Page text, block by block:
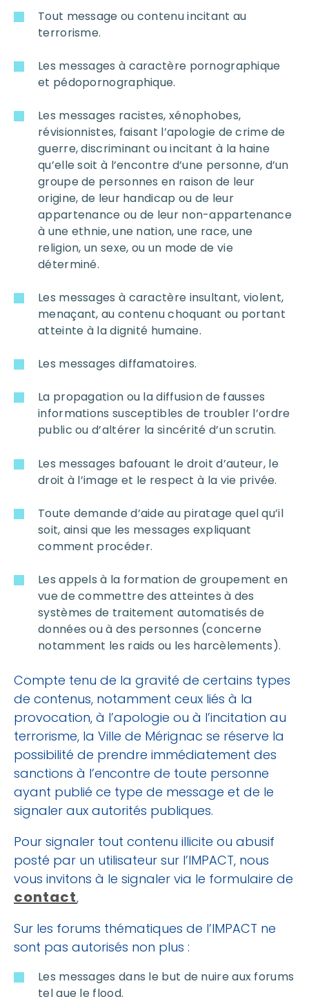
Tout message ou contenu incitant au
terrorisme.
Les messages à caractère pornographique
et pédopornographique.
Les messages racistes, xénophobes,
révisionnistes, faisant l’apologie de crime de
guerre, discriminant ou incitant à la haine
qu’elle soit à l’encontre d’une personne, d’un
groupe de personnes en raison de leur
origine, de leur handicap ou de leur
appartenance ou de leur non-appartenance
à une ethnie, une nation, une race, une
religion, un sexe, ou un mode de vie
déterminé.
Les messages à caractère insultant, violent,
menaçant, au contenu choquant ou portant
atteinte à la dignité humaine.
Les messages diffamatoires.
La propagation ou la diffusion de fausses
informations susceptibles de troubler l’ordre
public ou d’altérer la sincérité d’un scrutin.
Les messages bafouant le droit d’auteur, le
droit à l’image et le respect à la vie privée.
Toute demande d’aide au piratage quel qu’il
soit, ainsi que les messages expliquant
comment procéder.
Les appels à la formation de groupement en
vue de commettre des atteintes à des
systèmes de traitement automatisés de
données ou à des personnes (concerne
notamment les raids ou les harcèlements).
Compte tenu de la gravité de certains types
de contenus, notamment ceux liés à la
provocation, à l’apologie ou à l’incitation au
terrorisme, la Ville de Mérignac se réserve la
possibilité de prendre immédiatement des
sanctions à l’encontre de toute personne
ayant publié ce type de message et de le
signaler aux autorités publiques.
Pour signaler tout contenu illicite ou abusif
posté par un utilisateur sur l’IMPACT, nous
vous invitons à le signaler via le formulaire de
contact,
Sur les forums thématiques de l’IMPACT ne
sont pas autorisés non plus :
Les messages dans le but de nuire aux forums
tel que le flood.